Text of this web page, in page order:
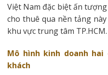
Việt Nam đặc biệt ấn
cho thuê qua nền tảng
khu vực trung tâm TP.HCM.
Mô hình kinh doanh
khách